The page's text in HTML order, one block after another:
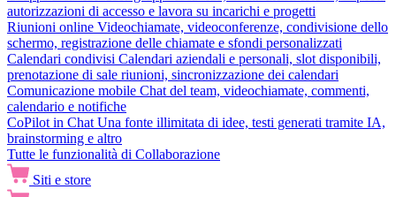
autorizzazioni di accesso e lavora su incarichi e progetti
Riunioni online Videochiamate, videoconferenze, condivisione dello
schermo, registrazione delle chiamate e sfondi personalizzati
Calendari condivisi Calendari aziendali e personali, slot disponibili,
prenotazione di sale riunioni, sincronizzazione dei calendari
Comunicazione mobile Chat del team, videochiamate, commenti,
calendario e notifiche
CoPilot in Chat Una fonte illimitata di idee, testi generati tramite IA,
brainstorming e altro
Tutte le funzionalità di Collaborazione
Siti e store